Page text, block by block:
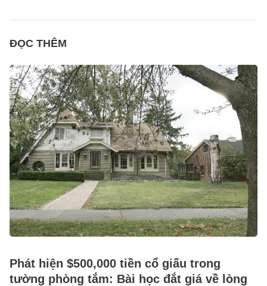
ĐỌC THÊM
Phát hiện $500,000 tiền cổ giấu trong
tường phòng tắm: Bài học đắt giá về lòng